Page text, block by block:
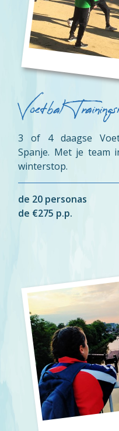
Voetbal
3 of 4 daagse
winterstop.